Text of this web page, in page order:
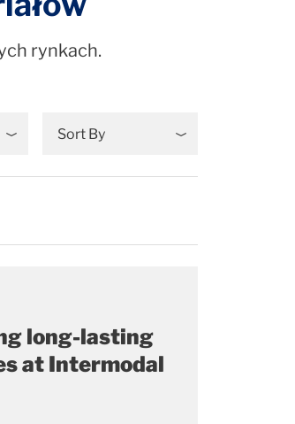
rynkach.
Sort By
long-lasting
at Intermodal